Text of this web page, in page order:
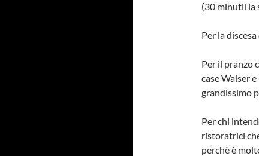
(30 minutil la
Per la
Per il pranzo
case Walser
grandissimo
Per chi
ristoratrici
perchè è